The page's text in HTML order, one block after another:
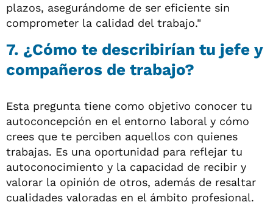
plazos, asegurándome de ser eficiente sin
comprometer la calidad del trabajo."
7. ¿Cómo te describirían tu jefe y
compañeros de trabajo?
Esta pregunta tiene como objetivo conocer tu
autoconcepción en el entorno laboral y cómo
crees que te perciben aquellos con quienes
trabajas. Es una oportunidad para reflejar tu
autoconocimiento y la capacidad de recibir y
valorar la opinión de otros, además de resaltar
cualidades valoradas en el ámbito profesional.